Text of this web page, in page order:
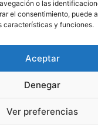
o las
el consentimiento, puede
características y funciones.
Aceptar
Denegar
Ver preferencias